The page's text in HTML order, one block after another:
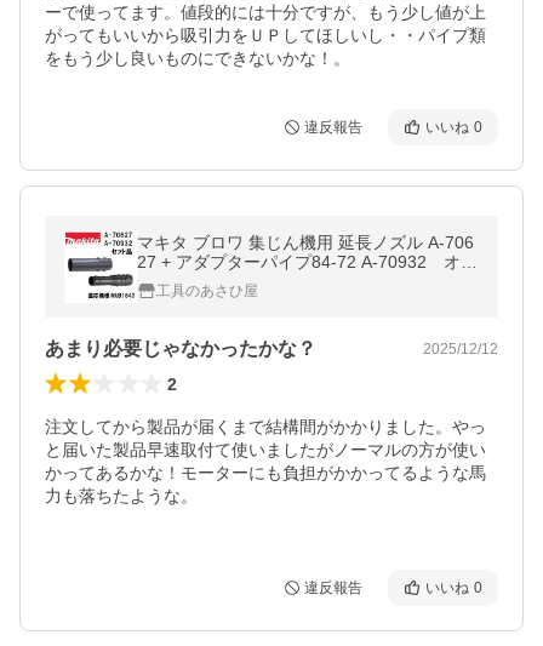
ーで使ってます。値段的には十分ですが、もう少し値が上
がってもいいから吸引力をＵＰしてほしいし・・パイプ類
をもう少し良いものにできないかな！。
違反報告 いいね 0
マキタ ブロワ 集じん機用 延長ノズル A-706
27 + アダプターパイプ84-72 A-70932 オリ
ジナルセット 適応機種:MUB184D ブロア
ブロワー
工具のあさひ屋
あまり必要じゃなかったかな？ 2025/12/12
2
注文してから製品が届くまで結構間がかかりました。やっ
と届いた製品早速取付て使いましたがノーマルの方が使い
かってあるかな！モーターにも負担がかかってるような馬
力も落ちたような。
違反報告 いいね 0